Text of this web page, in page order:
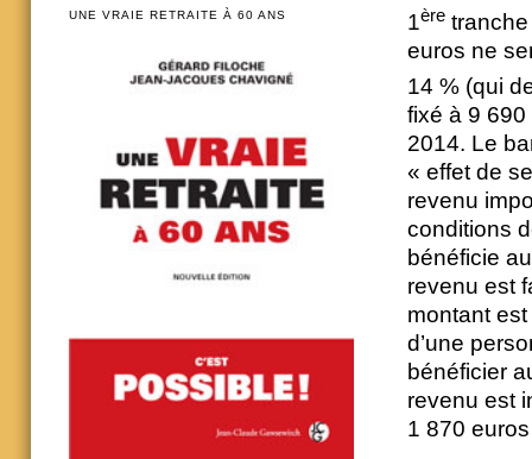
1èretranche
euros ne
14 % (qui
fixé à 9 690
2014. Le
« effet de
revenu
conditions
bénéficie
revenu est
montant est
d’une
bénéficier
revenu est
1 870
UNE VRAIE RETRAITE À 60 ANS